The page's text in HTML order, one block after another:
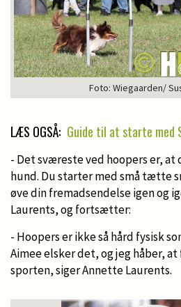
Foto: Wiegaarden/
LÆS OGSÅ: Guide til at starte med
- Det sværeste ved hoopers er,
hund. Du starter med små tætte
øve din fremadsendelse igen og
Laurents, og fortsætter:
- Hoopers er ikke så hård fysisk
Aimee elsker det, og jeg håber,
sporten, siger Annette Laurents.